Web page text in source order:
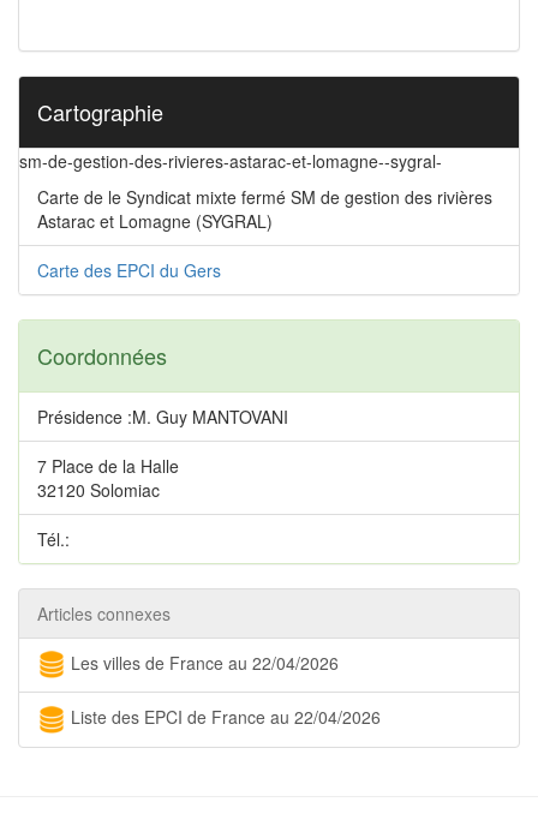
Cartographie
sm-de-gestion-des-rivieres-astarac-et-lomagne--sygral-
Carte de le Syndicat mixte fermé SM de gestion des rivières
Astarac et Lomagne (SYGRAL)
Carte des EPCI du Gers
Coordonnées
Présidence :M. Guy MANTOVANI
7 Place de la Halle
32120 Solomiac
Tél.:
Articles connexes
Les villes de France au 22/04/2026
Liste des EPCI de France au 22/04/2026